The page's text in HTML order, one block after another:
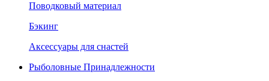
Поводковый материал
Бэкинг
Аксессуары для снастей
Рыболовные Принадлежности